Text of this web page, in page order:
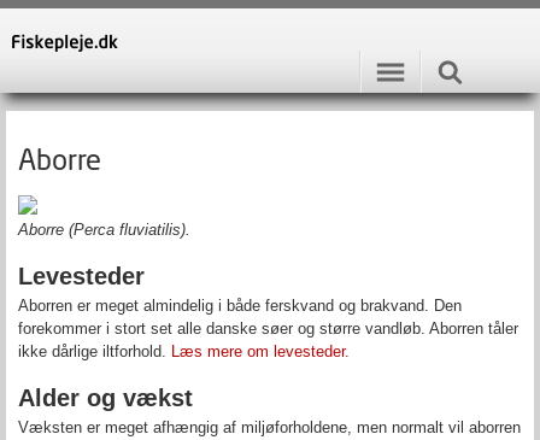
Aborre
Aborre (Perca fluviatilis).
Levesteder
Aborren er meget almindelig i både ferskvand og brakvand. Den
forekommer i stort set alle danske søer og større vandløb. Aborren tåler
ikke dårlige iltforhold. Læs mere om levesteder.
Alder og vækst
Væksten er meget afhængig af miljøforholdene, men normalt vil aborren